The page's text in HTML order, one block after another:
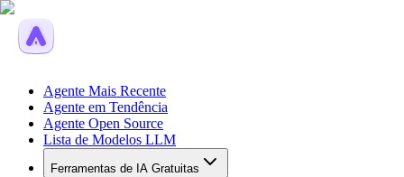
Agente Mais Recente
Agente em Tendência
Agente Open Source
Lista de Modelos LLM
Ferramentas de IA Gratuitas